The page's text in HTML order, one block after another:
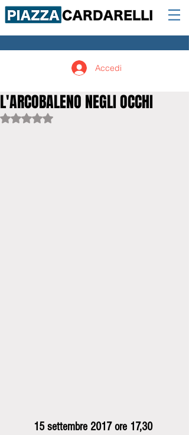
Accedi
L'ARCOBALENO NEGLI OCCHI
Valutazione NaN stelle su 5.
15 settembre 2017 ore 17,30